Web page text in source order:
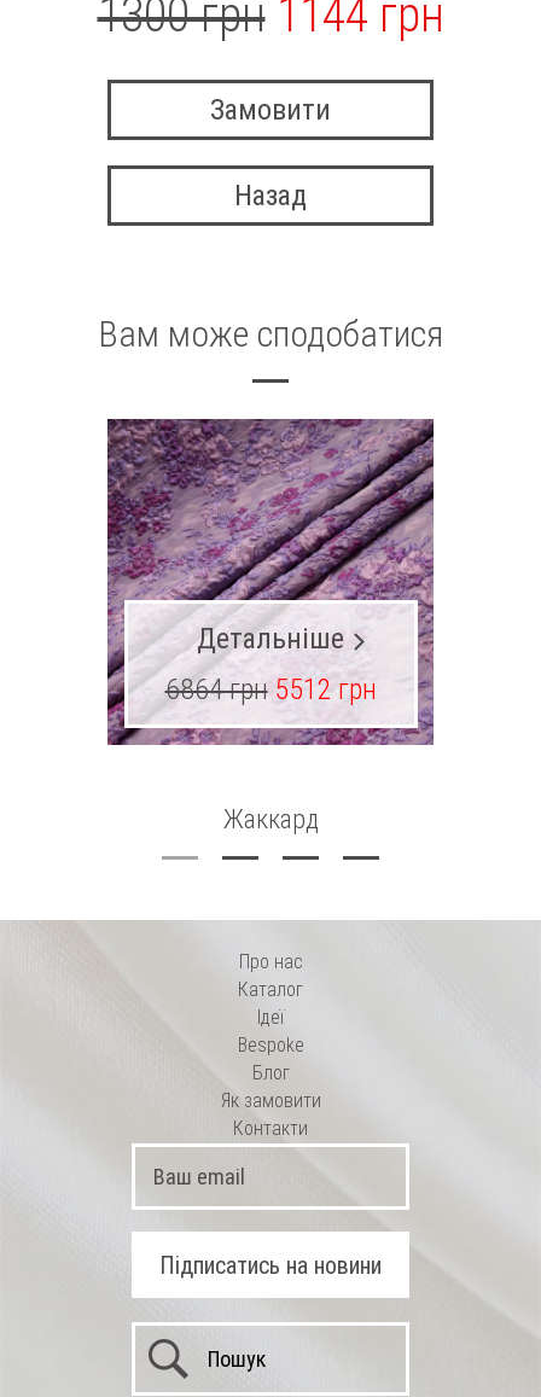
1300 грн 1144 грн
Замовити
Назад
Вам може сподобатися
Жаккард
Детальніше
6864 грн 5512 грн
Про нас
Каталог
Ідеї
Bespoke
Блог
Як замовити
Контакти